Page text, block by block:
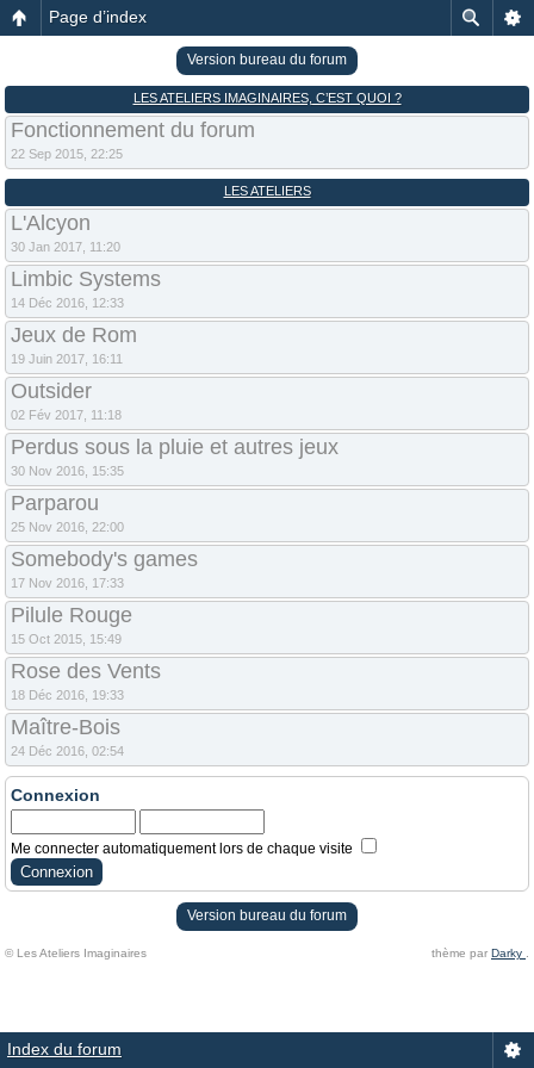
Page d’index
Version bureau du forum
LES ATELIERS IMAGINAIRES, C’EST QUOI ?
Fonctionnement du forum
22 Sep 2015, 22:25
LES ATELIERS
L'Alcyon
30 Jan 2017, 11:20
Limbic Systems
14 Déc 2016, 12:33
Jeux de Rom
19 Juin 2017, 16:11
Outsider
02 Fév 2017, 11:18
Perdus sous la pluie et autres jeux
30 Nov 2016, 15:35
Parparou
25 Nov 2016, 22:00
Somebody's games
17 Nov 2016, 17:33
Pilule Rouge
15 Oct 2015, 15:49
Rose des Vents
18 Déc 2016, 19:33
Maître-Bois
24 Déc 2016, 02:54
Connexion
Me connecter automatiquement lors de chaque visite
Version bureau du forum
© Les Ateliers Imaginaires thème par Darky
Index du forum